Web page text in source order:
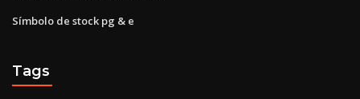
Símbolo de stock pg & e
Tags